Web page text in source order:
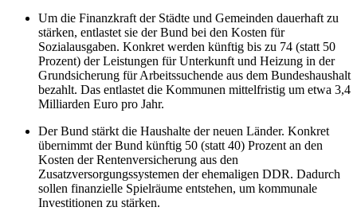
Um die Finanzkraft der Städte und Gemeinden dauerhaft zu
stärken, entlastet sie der Bund bei den Kosten für
Sozialausgaben. Konkret werden künftig bis zu 74 (statt 50
Prozent) der Leistungen für Unterkunft und Heizung in der
Grundsicherung für Arbeitssuchende aus dem Bundeshaushalt
bezahlt. Das entlastet die Kommunen mittelfristig um etwa 3,4
Milliarden Euro pro Jahr.
Der Bund stärkt die Haushalte der neuen Länder. Konkret
übernimmt der Bund künftig 50 (statt 40) Prozent an den
Kosten der Rentenversicherung aus den
Zusatzversorgungssystemen der ehemaligen DDR. Dadurch
sollen finanzielle Spielräume entstehen, um kommunale
Investitionen zu stärken.